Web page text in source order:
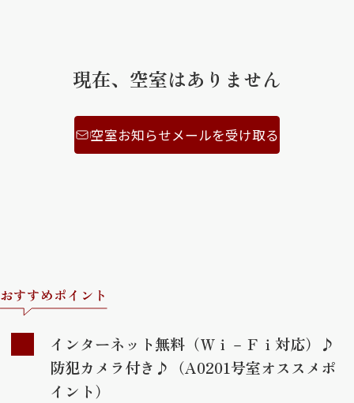
シャーメゾンショップを探す
シャーメゾンライフサポート
自立型サービス付き・シニア向け
現在、空室はありません
空室お知らせメールを受け取る
おすすめポイント
インターネット無料（Ｗｉ－Ｆｉ対応）♪
防犯カメラ付き♪（A0201号室オススメポ
イント）